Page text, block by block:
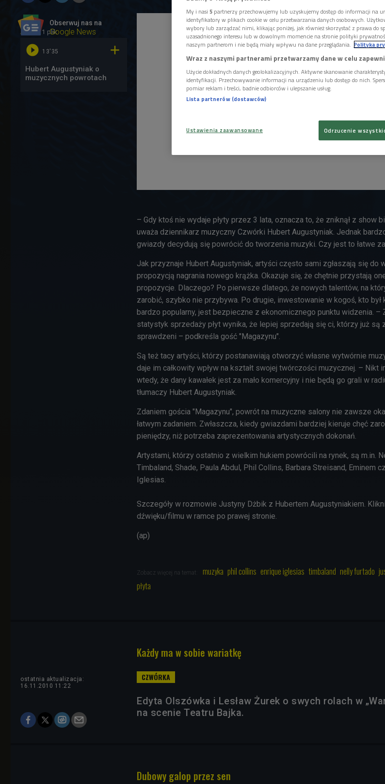
Obserwuj nas na
Google News
AUDIO 1 plik
 13'35 
Hubert Augustyniak o
muzycznych powrotach
– Gdy ktoś nie wydaje płyty przez 3 lata, oznacza to, że zniknął z show
uważa dziennikarz muzyczny Czwórki Hubert Augustyniak. Jednak
gwiazdy decydują się powrócić do tworzenia muzyki. Czy jest to łatwe
Jak przyznaje Hubert Augustyniak, artyści często sami zgłaszają się do
propozycją nagrania nowego krążka. Okazuje się, że chętnie przystają
propozycje. Dlaczego? Po pierwsze dlatego, że nowych talentów, na
zarobić, szybko nie przybywa. Po drugie, inwestowanie w kogoś, kto był
bardzo popularny, jest bezpieczne z ekonomicznego punktu widzenia. –
statystyk sprzedaży płyt wynika, że lepiej sprzedają się ci, którzy już są
sprawdzeni – podkreśla gość "Magazynu".
Są też tacy artyści, którzy postanawiają otworzyć własne wytwórnie
daje im całkowity wpływ na kształt swojej twórczości muzycznej. – Nikt
wtedy, że dany kawałek jest za mało komercyjny i nie będą go grali w
tłumaczy Hubert Augustyniak.
Zdaniem gościa "Magazynu", powrót na muzyczne salony nie zawsze
łatwym zadaniem. Zwłaszcza, kiedy gwiazdami bardziej kieruje chęć
pieniędzy, niż potrzeba zaprezentowania artystycznych dokonań.
Artystami, którzy ostatnio z wielkim hukiem powrócili na rynek, są m.in.
Timbaland, Shade, Paula Abdul, Phil Collins, Barbara Streisand, Eminem
Iglesias.
Szczegóły w rozmowie Justyny Dżbik z Hubertem Augustyniakiem.
dźwięku/filmu w ramce po prawej stronie.
(ap)
Zobacz więcej na temat: muzyka phil collins enrique iglesias timbaland nelly furtado
płyta
Każdy ma w sobie wariatkę
ostatnia aktualizacja:
16.11.2010 11:22
Edyta Olszówka i Lesław Żurek o swych rolach w
na scenie Teatru Bajka.
Dubowy galop przez sen
My i nasi 5 partnerzy przechowujemy lub uzyskujemy dostęp do informacji na
identyfikatory w plikach cookie w celu przetwarzania danych osobowych.
wybory lub zarządzać nimi, klikając poniżej, jak również skorzystać z prawa do
uzasadnionego interesu lub w dowolnym momencie na stronie polityki
naszym partnerom i nie będą miały wpływu na dane przeglądania. Polityka
Wraz z naszymi partnerami przetwarzamy dane w celu
Użycie dokładnych danych geolokalizacyjnych. Aktywne skanowanie
identyfikacji. Przechowywanie informacji na urządzeniu lub dostęp do nich.
pomiar reklam i treści, badnie odbiorców i ulepszanie usług.
Lista partnerów (dostawców)
Ustawienia zaawansowane Odrzucenie